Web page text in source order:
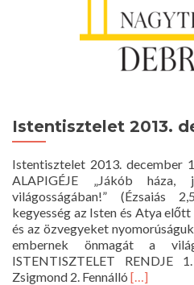
Istentisztelet 2013.
Istentisztelet 2013. december
ALAPIGÉJE „Jákób
világosságában!” (Ézsaiás
kegyesség az Isten és Atya
és az özvegyeket
embernek önmagát a
ISTENTISZTELET RENDJE
Zsigmond 2. Fennálló Read
[…]